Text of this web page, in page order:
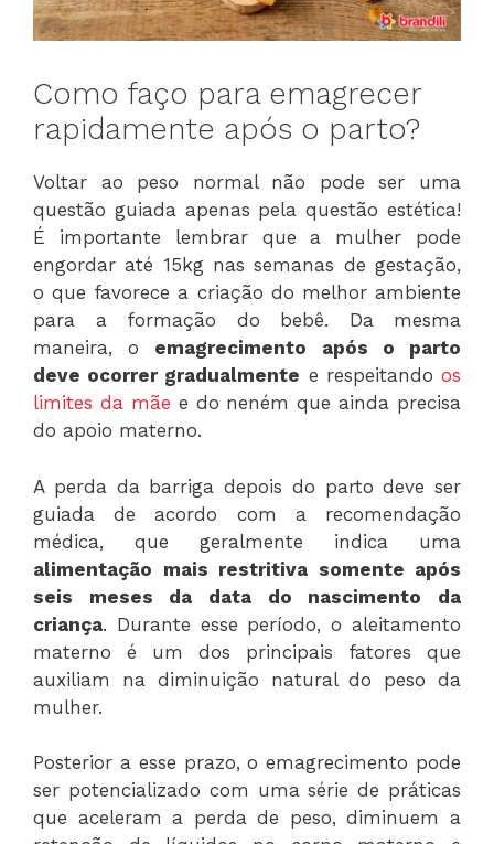
Como faço para emagrecer
rapidamente após o parto?
Voltar ao peso normal não pode ser uma
questão guiada apenas pela questão estética!
É importante lembrar que a mulher pode
engordar até 15kg nas semanas de gestação,
o que favorece a criação do melhor ambiente
para a formação do bebê. Da mesma
maneira, o emagrecimento após o parto
deve ocorrer gradualmente e respeitandoos
limites da mãe e do neném que ainda precisa
do apoio materno.
A perda da barriga depois do parto deve ser
guiada de acordo com a recomendação
médica, que geralmente indica uma
alimentação mais restritiva somente após
seis meses da data do nascimento da
criança. Durante esse período, o aleitamento
materno é um dos principais fatores que
auxiliam na diminuição natural do peso da
mulher.
Posterior a esse prazo, o emagrecimento pode
ser potencializado com uma série de práticas
que aceleram a perda de peso, diminuem a